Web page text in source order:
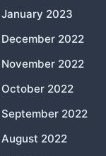
January 2023
December 2022
November 2022
October 2022
September 2022
August 2022